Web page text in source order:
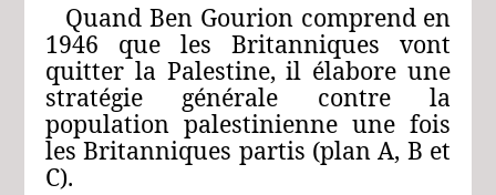
Quand Ben Gourion comprend en
1946 que les Britanniques vont
quitter la Palestine, il élabore une
stratégie générale contre la
population palestinienne une fois
les Britanniques partis (plan A, B et
C).